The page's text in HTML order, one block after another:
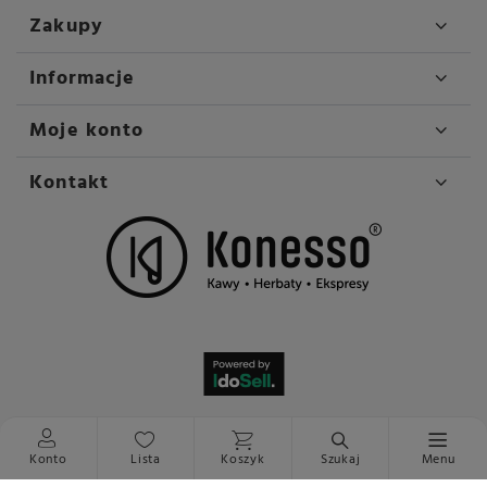
Zakupy
Informacje
Moje konto
Kontakt
Konto Lista Koszyk Szukaj Menu